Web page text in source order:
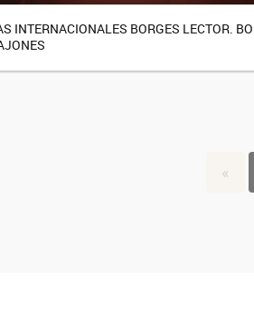
INTERNACIONALES BORGES LECTOR.
«